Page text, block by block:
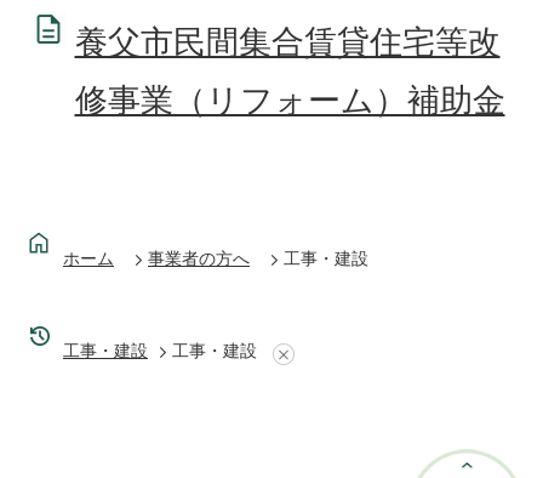
養父市民間集合賃貸住宅等改
修事業（リフォーム）補助金
ホーム 事業者の方へ 工事・建設
工事・建設 工事・建設